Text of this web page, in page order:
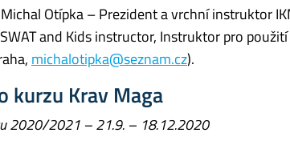
Otípka – Prezident a vrchní instruktor
and Kids instructor, Instruktor pro
michalotipka@seznam.cz).
kurzu Krav Maga
2020/2021 – 21.9. – 18.12.2020